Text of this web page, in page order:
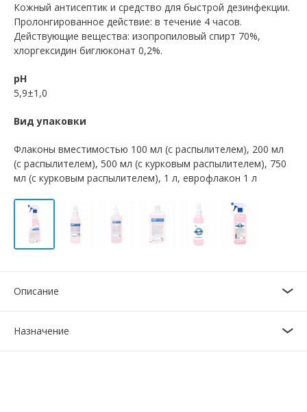
Кожный антисептик и средство для быстрой дезинфекции.
Пролонгированное действие: в течение 4 часов.
Действующие вещества: изопропиловый спирт 70%,
хлоргексидин биглюконат 0,2%.
pH
5,9±1,0
Вид упаковки
Флаконы вместимостью 100 мл (с распылителем), 200 мл
(с распылителем), 500 мл (с курковым распылителем), 750
мл (с курковым распылителем), 1 л, еврофлакон 1 л
Описание
Назначение